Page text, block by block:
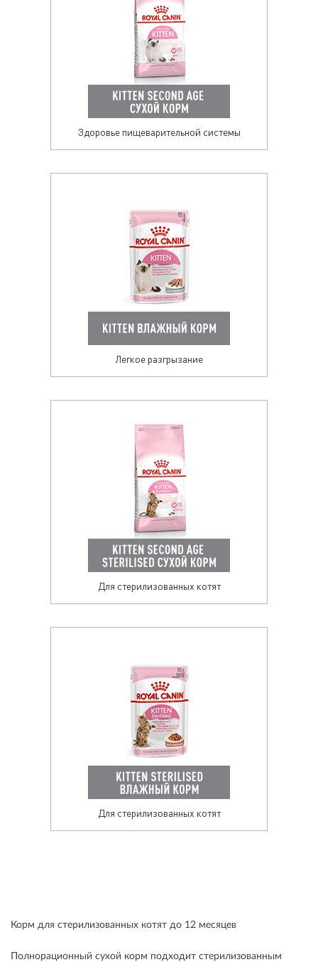
Корм для стерилизованных котят до 12 месяцев
Полнорационный сухой корм подходит стерилизованным